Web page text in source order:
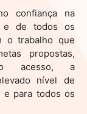
confiança na
e de todos os
o trabalho que
propostas,
no acesso, a
nível de
e para todos os